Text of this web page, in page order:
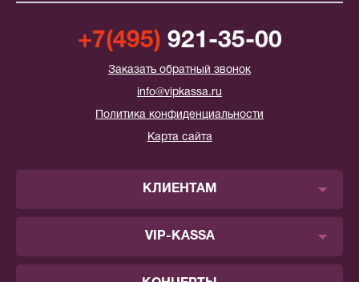
+7(495) 921-35-00
Заказать обратный звонок
info@vipkassa.ru
Политика конфиденциальности
Карта сайта
КЛИЕНТАМ
VIP-KASSA